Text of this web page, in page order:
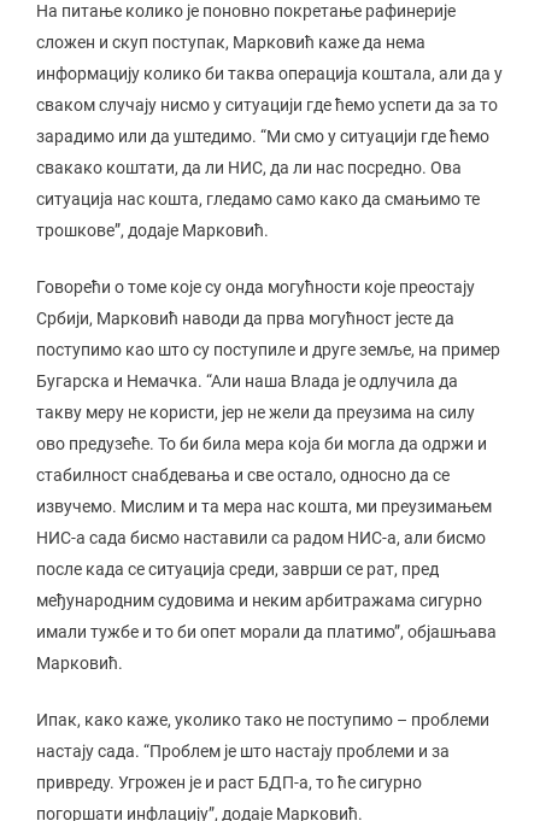
На питање колико је поновно покретање рафинерије
сложен и скуп поступак, Марковић каже да нема
информацију колико би таква операција коштала, али да у
сваком случају нисмо у ситуацији где ћемо успети да за то
зарадимо или да уштедимо. “Ми смо у ситуацији где ћемо
свакако коштати, да ли НИС, да ли нас посредно. Ова
ситуација нас кошта, гледамо само како да смањимо те
трошкове”, додаје Марковић.
Говорећи о томе које су онда могућности које преостају
Србији, Марковић наводи да прва могућност јесте да
поступимо као што су поступиле и друге земље, на пример
Бугарска и Немачка. “Али наша Влада је одлучила да
такву меру не користи, јер не жели да преузима на силу
ово предузеће. То би била мера која би могла да одржи и
стабилност снабдевања и све остало, односно да се
извучемо. Мислим и та мера нас кошта, ми преузимањем
НИС-а сада бисмо наставили са радом НИС-а, али бисмо
после када се ситуација среди, заврши се рат, пред
међународним судовима и неким арбитражама сигурно
имали тужбе и то би опет морали да платимо”, објашњава
Марковић.
Ипак, како каже, уколико тако не поступимо – проблеми
настају сада. “Проблем је што настају проблеми и за
привреду. Угрожен је и раст БДП-а, то ће сигурно
погоршати инфлацију”, додаје Марковић.